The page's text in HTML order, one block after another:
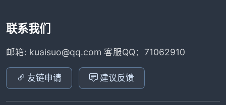
联系我们
邮箱: kuaisuo@qq.com 客服QQ：71062910
友链申请 建议反馈